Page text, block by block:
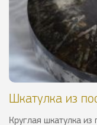
Шкатулка из
Круглая шкатулка из